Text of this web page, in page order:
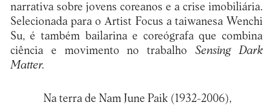
narrativa sobre jovens coreanos e a crise imobiliária.
Selecionada para o Artist Focus a taiwanesa Wenchi
Su, é também bailarina e coreógrafa que combina
ciência e movimento no trabalhoSensing Dark
Matter.
Na terra de Nam June Paik (1932-2006),